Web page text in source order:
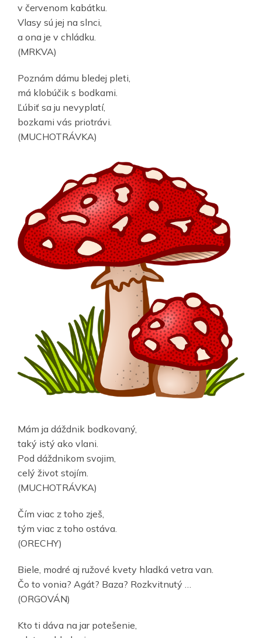
v červenom kabátku.
Vlasy sú jej na slnci,
a ona je v chládku.
(MRKVA)
Poznám dámu bledej pleti,
má klobúčik s bodkami.
Ľúbiť sa ju nevyplatí,
bozkami vás priotrávi.
(MUCHOTRÁVKA)
Mám ja dáždnik bodkovaný,
taký istý ako vlani.
Pod dáždnikom svojim,
celý život stojím.
(MUCHOTRÁVKA)
Čím viac z toho zješ,
tým viac z toho ostáva.
(ORECHY)
Biele, modré aj ružové kvety hladká vetra van.
Čo to vonia? Agát? Baza? Rozkvitnutý …
(ORGOVÁN)
Kto ti dáva na jar potešenie,